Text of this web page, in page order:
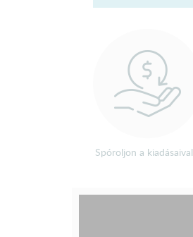
Spóroljon a kiadásaival